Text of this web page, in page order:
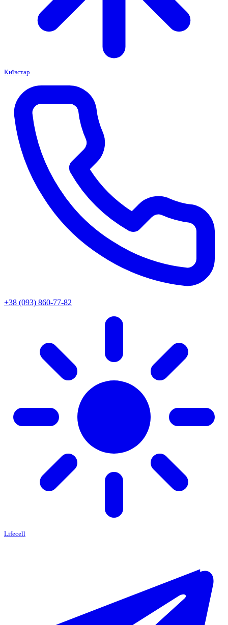
Київстар
+38 (093) 860-77-82
Lifecell